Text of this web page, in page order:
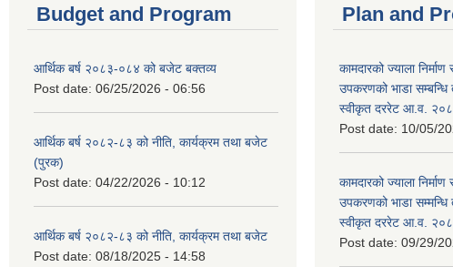
Budget and Program
आर्थिक बर्ष २०८३-०८४ को बजेट बक्तव्य
Post date: 06/25/2026 - 06:56
आर्थिक बर्ष २०८२-८३ को नीति, कार्यक्रम तथा बजेट
(पुरक)
Post date: 04/22/2026 - 10:12
आर्थिक बर्ष २०८२-८३ को नीति, कार्यक्रम तथा बजेट
Post date: 08/18/2025 - 14:58
Plan and
कामदारको ज्याला
उपकरणको भाडा सम्बन्धि
स्वीकृत दररेट आ.व.
Post date: 10/05/
कामदारको ज्याला
उपकरणको भाडा सम्मन्धि
स्वीकृत दररेट आ.व.
Post date: 09/29/